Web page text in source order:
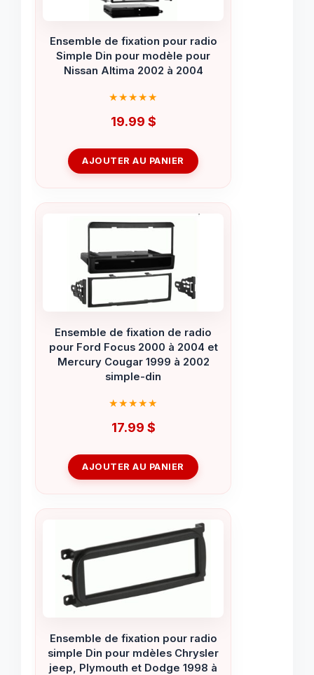
Ensemble de fixation pour radio
Simple Din pour modèle pour
Nissan Altima 2002 à 2004
19.99 $
AJOUTER AU PANIER
Ensemble de fixation de radio
pour Ford Focus 2000 à 2004 et
Mercury Cougar 1999 à 2002
simple-din
17.99 $
AJOUTER AU PANIER
Ensemble de fixation pour radio
simple Din pour mdèles Chrysler
jeep, Plymouth et Dodge 1998 à